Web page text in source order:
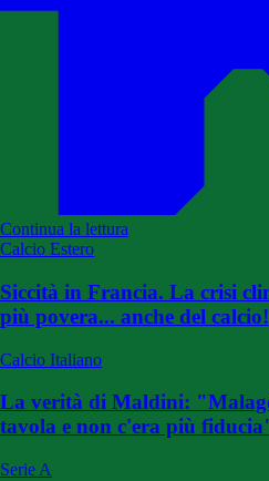
Continua la lettura
Calcio Estero
Siccità in Francia. La crisi
più povera... anche del calcio!
Calcio Italiano
La verità di Maldini:
tavola e non c'era più
Serie A